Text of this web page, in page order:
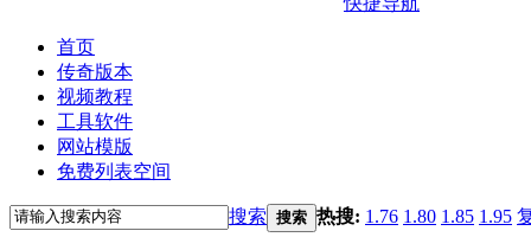
首页
传奇版本
视频教程
工具软件
网站模版
免费列表空间
搜索 搜索 热搜: 1.76 1.80 1.85 1.95